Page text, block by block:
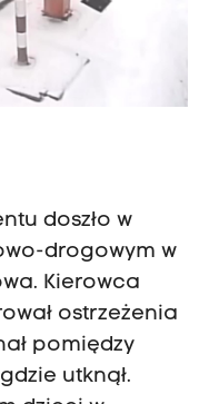
doszło w
drogowym w
Kierowca
ostrzeżenia
pomiędzy
utknął.